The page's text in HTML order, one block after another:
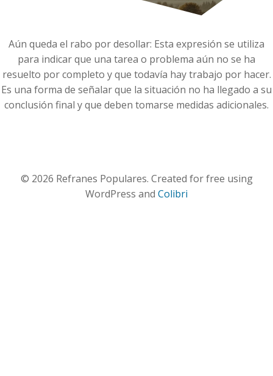
Aún queda el rabo por desollar: Esta expresión se utiliza
para indicar que una tarea o problema aún no se ha
resuelto por completo y que todavía hay trabajo por hacer.
Es una forma de señalar que la situación no ha llegado a su
conclusión final y que deben tomarse medidas adicionales.
© 2026 Refranes Populares. Created for free using
WordPress and Colibri